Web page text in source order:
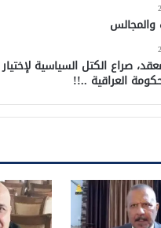
والمجالس
صراع الكتل السياسية
العراقية ..!!